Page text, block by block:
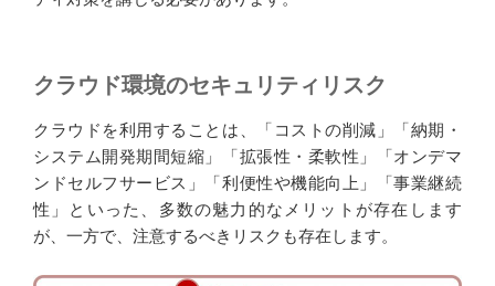
クラウド環境のセキュリティリスク
クラウドを利用することは、「コストの削減」「納期・
システム開発期間短縮」「拡張性・柔軟性」「オンデマ
ンドセルフサービス」「利便性や機能向上」「事業継続
性」といった、多数の魅力的なメリットが存在します
が、一方で、注意するべきリスクも存在します。